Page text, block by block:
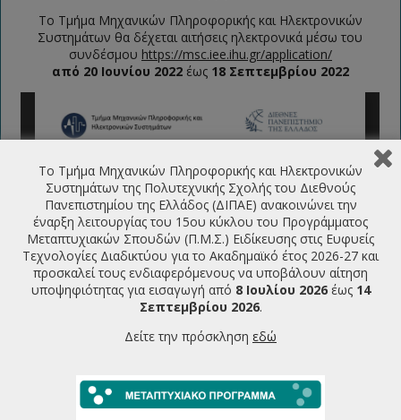
Το Τμήμα Μηχανικών Πληροφορικής και Ηλεκτρονικών
Συστημάτων θα δέχεται αιτήσεις ηλεκτρονικά μέσω του
συνδέσμου https://msc.iee.ihu.gr/application/
από 20 Ιουνίου 2022έως18 Σεπτεμβρίου 2022
Το Τμήμα Μηχανικών Πληροφορικής και Ηλεκτρονικών
Συστημάτων της Πολυτεχνικής Σχολής του Διεθνούς
Πανεπιστημίου της Ελλάδος (ΔΙΠΑΕ) ανακοινώνει την
έναρξη λειτουργίας του 15ου κύκλου του Προγράμματος
Μεταπτυχιακών Σπουδών (Π.Μ.Σ.) Ειδίκευσης στις Ευφυείς
Τεχνολογίες Διαδικτύου για το Ακαδημαϊκό έτος 2026-27 και
προσκαλεί τους ενδιαφερόμενους να υποβάλουν αίτηση
υποψηφιότητας για εισαγωγή από 8 Ιουλίου 2026 έως 14
Σεπτεμβρίου 2026.
Δείτε την πρόσκληση εδώ